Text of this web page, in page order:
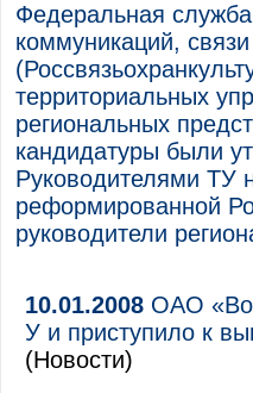
Федеральная
коммуникаций,
территориальных
региональных
кандидатуры были
Руководителями ТУ
реформированной
руководители
10.01.2008 ОАО
У и приступило к
(Новости)